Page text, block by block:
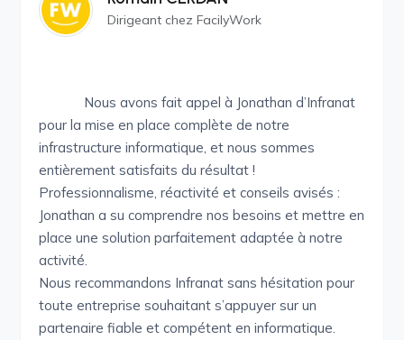
Dirigeant chez FacilyWork
Nous avons fait appel à Jonathan d’Infranat
pour la mise en place complète de notre
infrastructure informatique, et nous sommes
entièrement satisfaits du résultat !
Professionnalisme, réactivité et conseils avisés :
Jonathan a su comprendre nos besoins et mettre en
place une solution parfaitement adaptée à notre
activité.
Nous recommandons Infranat sans hésitation pour
toute entreprise souhaitant s’appuyer sur un
partenaire fiable et compétent en informatique.